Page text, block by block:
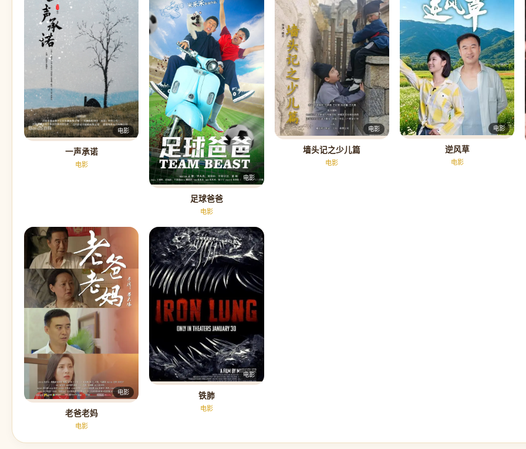
电影
一声承诺
电影
电影
足球爸爸
电影
电影
墙头记之少儿篇
电影
电影
逆风草
电影
电影
老爸老妈
电影
电影
铁肺
电影